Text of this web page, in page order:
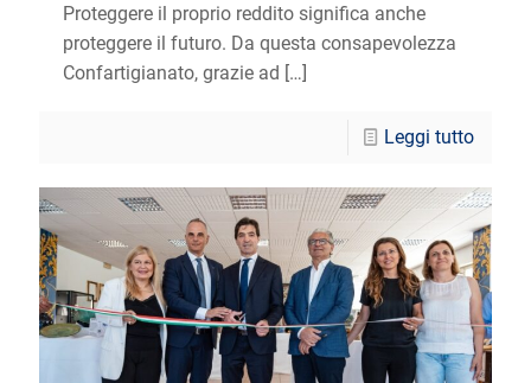
Proteggere il proprio reddito significa anche
proteggere il futuro. Da questa consapevolezza
Confartigianato, grazie ad […]
Leggi tutto